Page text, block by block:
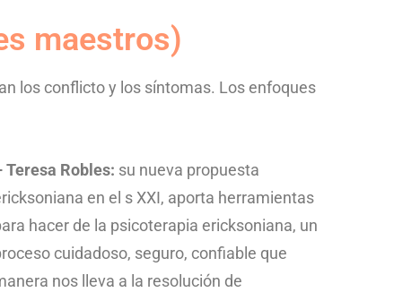
maestros)
los conflicto y los síntomas. Los enfoques
Teresa Robles: su nueva propuesta
en el s XXI, aporta herramientas
hacer de la psicoterapia ericksoniana, un
cuidadoso, seguro, confiable que
nos lleva a la resolución de